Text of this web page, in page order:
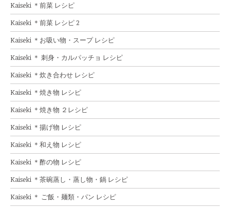
Kaiseki ＊前菜 レシピ
Kaiseki ＊前菜 レシピ 2
Kaiseki ＊お吸い物・スープ レシピ
Kaiseki ＊ 刺身・カルパッチョ レシピ
Kaiseki ＊炊き合わせ レシピ
Kaiseki ＊焼き物 レシピ
Kaiseki ＊焼き物 ２レシピ
Kaiseki ＊揚げ物 レシピ
Kaiseki ＊和え物 レシピ
Kaiseki ＊酢の物 レシピ
Kaiseki ＊茶碗蒸し・蒸し物・鍋 レシピ
Kaiseki ＊ ご飯・麺類・パン レシピ